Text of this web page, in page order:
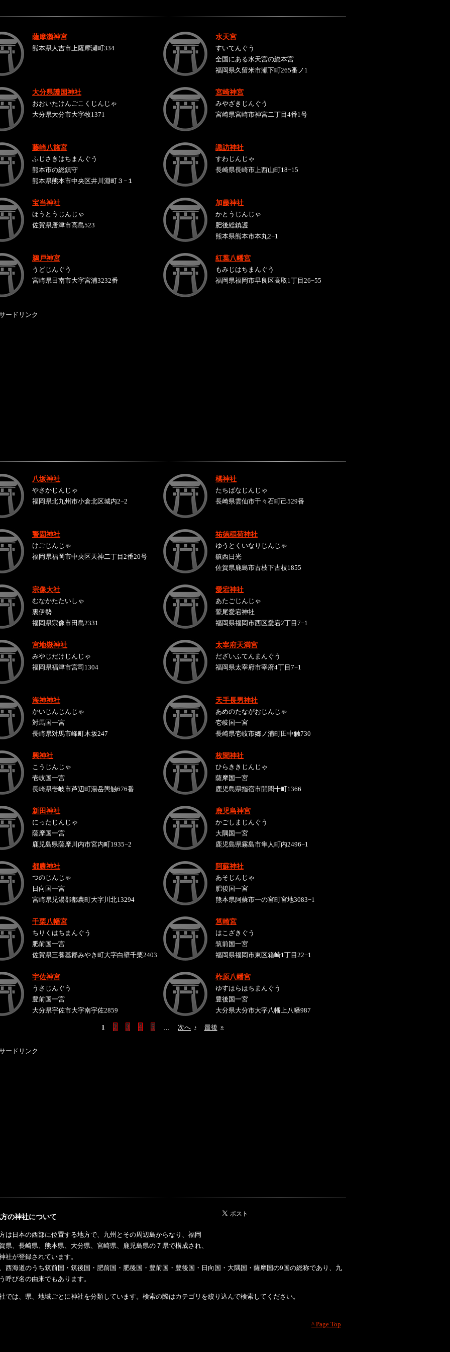
薩摩瀬神宮
熊本県人吉市上薩摩瀬町334
水天宮
すいてんぐう
全国にある水天宮の総本宮
福岡県久留米市瀬下町265番ノ1
大分県護国神社
おおいたけんごこくじんじゃ
大分県大分市大字牧1371
宮崎神宮
みやざきじんぐう
宮崎県宮崎市神宮二丁目4番1号
藤崎八旛宮
ふじさきはちまんぐう
熊本市の総鎮守
熊本県熊本市中央区井川淵町３−１
諏訪神社
すわじんじゃ
長崎県長崎市上西山町18−15
宝当神社
ほうとうじんじゃ
佐賀県唐津市高島523
加藤神社
かとうじんじゃ
肥後総鎮護
熊本県熊本市本丸2−1
鵜戸神宮
うどじんぐう
宮崎県日南市大字宮浦3232番
紅葉八幡宮
もみじはちまんぐう
福岡県福岡市早良区高取1丁目26−55
ードリンク
八坂神社
やさかじんじゃ
福岡県北九州市小倉北区城内2−2
橘神社
たちばなじんじゃ
長崎県雲仙市千々石町己529番
警固神社
けごじんじゃ
福岡県福岡市中央区天神二丁目2番20号
祐徳稲荷神社
ゆうとくいなりじんじゃ
鎮西日光
佐賀県鹿島市古枝下古枝1855
宗像大社
むなかたたいしゃ
裏伊勢
福岡県宗像市田島2331
愛宕神社
あたごじんじゃ
鷲尾愛宕神社
福岡県福岡市西区愛宕2丁目7−1
宮地嶽神社
みやじだけじんじゃ
福岡県福津市宮司1304
太宰府天満宮
だざいふてんまんぐう
福岡県太宰府市宰府4丁目7−1
海神神社
かいじんじんじゃ
対馬国一宮
長崎県対馬市峰町木坂247
天手長男神社
あめのたながおじんじゃ
壱岐国一宮
長崎県壱岐市郷ノ浦町田中触730
興神社
こうじんじゃ
壱岐国一宮
長崎県壱岐市芦辺町湯岳輿触676番
枚聞神社
ひらききじんじゃ
薩摩国一宮
鹿児島県指宿市開聞十町1366
新田神社
にったじんじゃ
薩摩国一宮
鹿児島県薩摩川内市宮内町1935−2
鹿児島神宮
かごしまじんぐう
大隅国一宮
鹿児島県霧島市隼人町内2496−1
都農神社
つのじんじゃ
日向国一宮
宮崎県児湯郡都農町大字川北13294
阿蘇神社
あそじんじゃ
肥後国一宮
熊本県阿蘇市一の宮町宮地3083−1
千栗八幡宮
ちりくはちまんぐう
肥前国一宮
佐賀県三養基郡みやき町大字白壁千栗2403
筥崎宮
はこざきぐう
筑前国一宮
福岡県福岡市東区箱崎1丁目22−1
宇佐神宮
うさじんぐう
豊前国一宮
大分県宇佐市大字南宇佐2859
柞原八幡宮
ゆすはらはちまんぐう
豊後国一宮
大分県大分市大字八幡上八幡987
1 2 3 4 5 次へ › 最後 »
ードリンク
の神社について
は日本の西部に位置する地方で、九州とその周辺島からなり、福岡
県、長崎県、熊本県、大分県、宮崎県、鹿児島県の７県で構成され、
社が登録されています。
西海道のうち筑前国・筑後国・肥前国・肥後国・豊前国・豊後国・日向国・大隅国・薩摩国の9国の総称であり、九
呼び名の由来でもあります。
では、県、地域ごとに神社を分類しています。検索の際はカテゴリを絞り込んで検索してください。
^ Page Top